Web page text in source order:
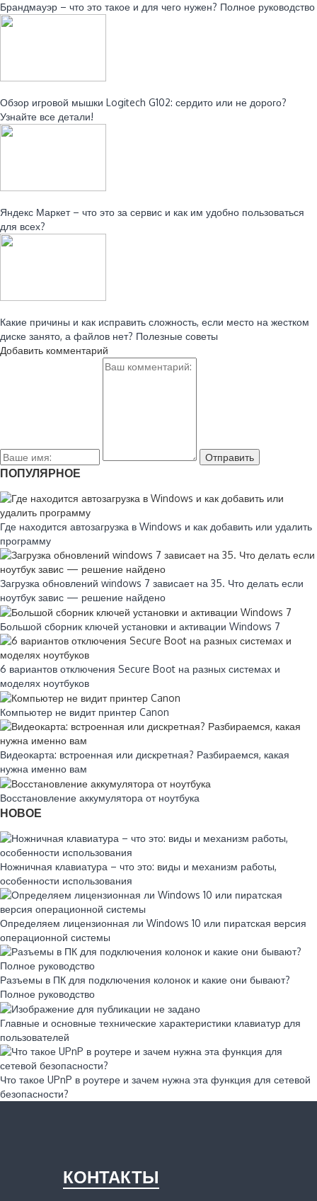
Брандмауэр – что это такое и для чего нужен? Полное руководство
Обзор игровой мышки Logitech G102: сердито или не дорого?
Узнайте все детали!
Яндекс Маркет – что это за сервис и как им удобно пользоваться
для всех?
Какие причины и как исправить сложность, если место на жестком
диске занято, а файлов нет? Полезные советы
Добавить комментарий
ПОПУЛЯРНОЕ
Где находится автозагрузка в Windows и как добавить или удалить
программу
Загрузка обновлений windows 7 зависает на 35. Что делать если
ноутбук завис — решение найдено
Большой сборник ключей установки и активации Windows 7
6 вариантов отключения Secure Boot на разных системах и
моделях ноутбуков
Компьютер не видит принтер Canon
Видеокарта: встроенная или дискретная? Разбираемся, какая
нужна именно вам
Восстановление аккумулятора от ноутбука
НОВОЕ
Ножничная клавиатура – что это: виды и механизм работы,
особенности использования
Определяем лицензионная ли Windows 10 или пиратская версия
операционной системы
Разъемы в ПК для подключения колонок и какие они бывают?
Полное руководство
Главные и основные технические характеристики клавиатур для
пользователей
Что такое UPnP в роутере и зачем нужна эта функция для сетевой
безопасности?
КОНТАКТЫ